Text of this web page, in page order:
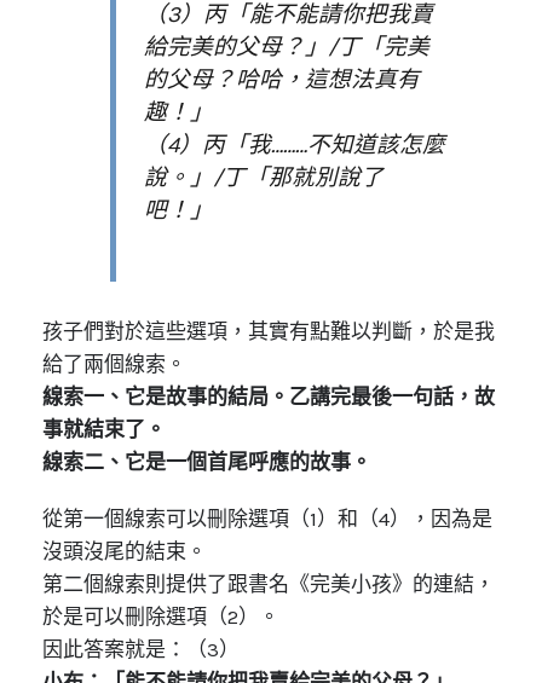
（3）丙「能不能請你把我賣
給完美的父母？」/丁「完美
的父母？哈哈，這想法真有
趣！」
（4）丙「我………不知道該怎麼
說。」/丁「那就別說了
吧！」
孩子們對於這些選項，其實有點難以判斷，於是我
給了兩個線索。
線索一、它是故事的結局。乙講完最後一句話，故
事就結束了。
線索二、它是一個首尾呼應的故事。
從第一個線索可以刪除選項（1）和（4），因為是
沒頭沒尾的結束。
第二個線索則提供了跟書名《完美小孩》的連結，
於是可以刪除選項（2）。
因此答案就是：（3）